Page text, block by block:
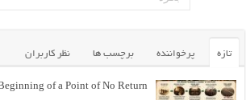
تازه پرخواننده برچسب ها نظر کاربران
of a Point of No Return